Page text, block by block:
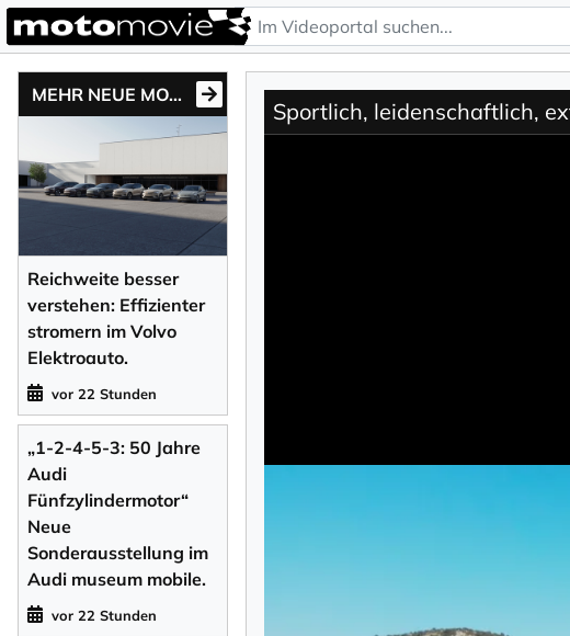
MEHR NEUE MOTONEWS
Reichweite besser
verstehen: Effizienter
stromern im Volvo
Elektroauto.
vor 22 Stunden
„1-2-4-5-3: 50 Jahre
Audi
Fünfzylindermotor“
Neue
Sonderausstellung im
Audi museum mobile.
vor 22 Stunden
Sportlich, leidenschaftlich,